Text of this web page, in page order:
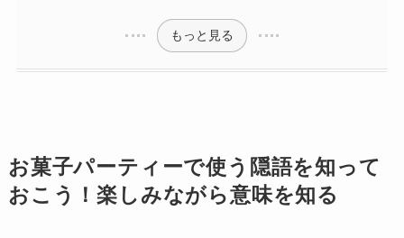
お菓子を贈るときは「込められた意味」もチェックしよう
【クッキー】の意味と贈るポイント
【マカロン】の意味と特別な使い方
【キャンディ(飴)】の意味と注意点
【マドレーヌ】の意味と関係性を深める場面
【カップケーキ】の意味と選び方
【バームクーヘン】の意味とイベントでの活用法もっと見る
お菓子パーティーで使う隠語を知って
おこう！楽しみながら意味を知る